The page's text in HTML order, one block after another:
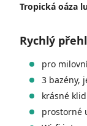
Tropická oáza
Rychlý
pro
3 bazény,
krásné
prostorné